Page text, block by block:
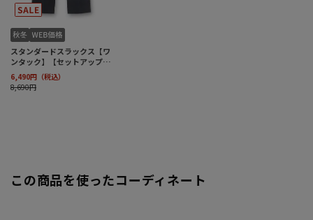
この商品を使ったコーディネート